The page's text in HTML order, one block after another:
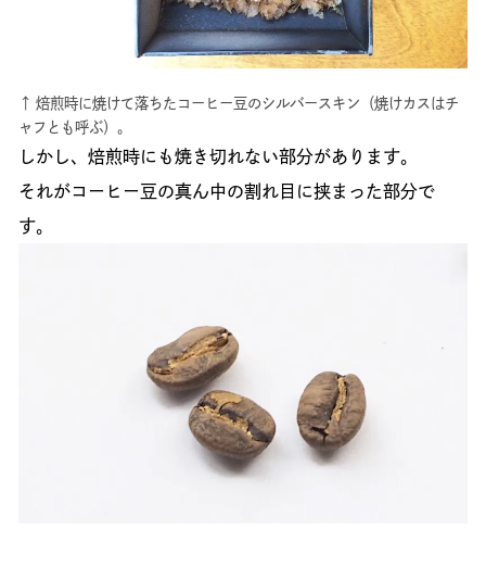
↑ 焙煎時に焼けて落ちたコーヒー豆のシルバースキン（焼けカスはチ
ャフとも呼ぶ）。
しかし、焙煎時にも焼き切れない部分があります。
それがコーヒー豆の真ん中の割れ目に挟まった部分で
す。